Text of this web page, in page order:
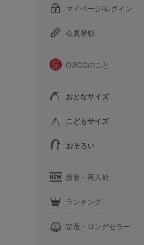
マイページ/ログイン
会員登録
OJICOのこと
おとなサイズ
こどもサイズ
おそろい
新着・再入荷
ランキング
定番・ロングセラー